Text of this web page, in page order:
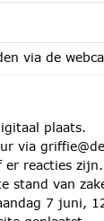
via de
plaats.
via
reacties
stand van
7 juni,